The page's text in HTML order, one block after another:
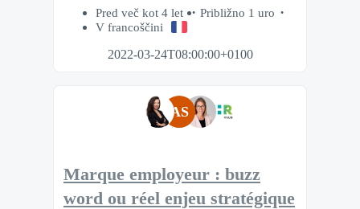
Pred več kot 4 let
Približno 1 uro
V francoščini
2022-03-24T08:00:00+0100
AS
Marque employeur : buzz
word ou réel enjeu stratégique